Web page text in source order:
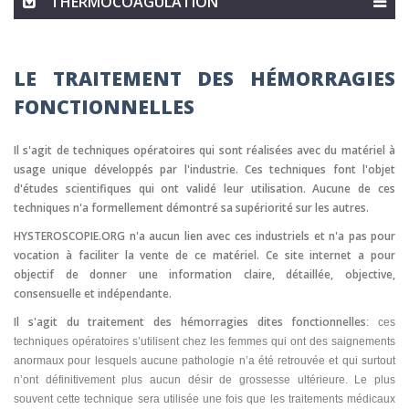
LE TRAITEMENT DES HÉMORRAGIES
FONCTIONNELLES
Il s'agit de techniques opératoires qui sont réalisées avec du matériel à
usage unique développés par l'industrie. Ces techniques font l'objet
d'études scientifiques qui ont validé leur utilisation. Aucune de ces
techniques n'a formellement démontré sa supériorité sur les autres.
HYSTEROSCOPIE.ORG n'a aucun lien avec ces industriels et n'a pas pour
vocation à faciliter la vente de ce matériel. Ce site internet a pour
objectif de donner une information claire, détaillée, objective,
consensuelle et indépendante.
Il s'agit du traitement des hémorragies dites fonctionnelles: ces
techniques opératoires s’utilisent chez les femmes qui ont des saignements
anormaux pour lesquels aucune pathologie n’a été retrouvée et qui surtout
n’ont définitivement plus aucun désir de grossesse ultérieure. Le plus
souvent cette technique sera utilisée une fois que les traitements médicaux